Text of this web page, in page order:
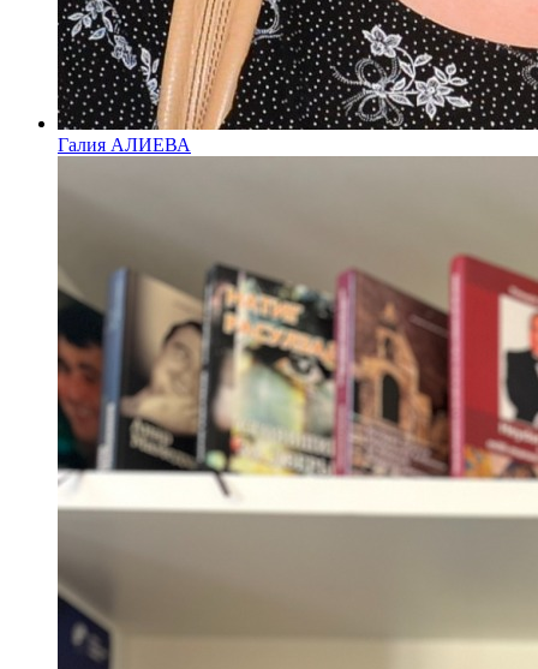
Галия АЛИЕВА